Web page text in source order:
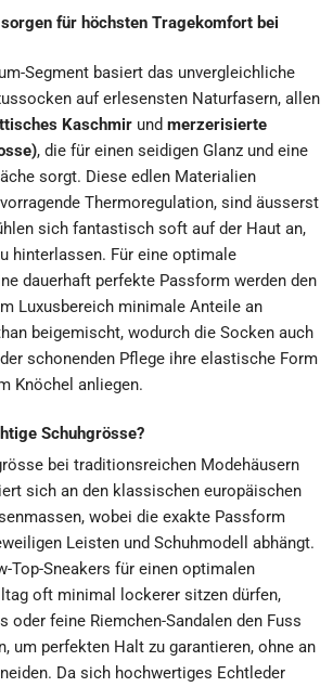
für höchsten Tragekomfort bei
Segment basiert das unvergleichliche
auf erlesensten Naturfasern, allen
Kaschmir und merzerisierte
, die für einen seidigen Glanz und eine
sorgt. Diese edlen Materialien
Thermoregulation, sind äusserst
sich fantastisch soft auf der Haut an,
hinterlassen. Für eine optimale
dauerhaft perfekte Passform werden den
Luxusbereich minimale Anteile an
beigemischt, wodurch die Socken auch
schonenden Pflege ihre elastische Form
Knöchel anliegen.
Schuhgrösse?
bei traditionsreichen Modehäusern
sich an den klassischen europäischen
wobei die exakte Passform
Leisten und Schuhmodell abhängt.
Top-Sneakers für einen optimalen
oft minimal lockerer sitzen dürfen,
oder feine Riemchen-Sandalen den Fuss
um perfekten Halt zu garantieren, ohne an
Da sich hochwertiges Echtleder